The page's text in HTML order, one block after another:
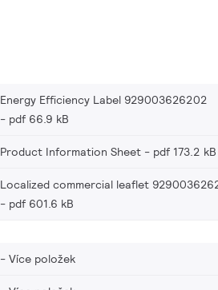
Energy Efficiency Label 929003626202
pdf 66.9 kB
Product Information Sheet pdf 173.2 kB
Localized commercial leaflet
pdf 601.6 kB
Více položek